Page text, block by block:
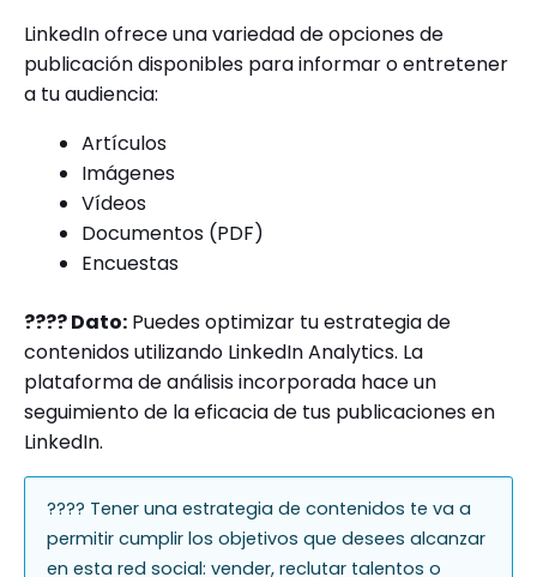
LinkedIn ofrece una variedad de opciones de
publicación disponibles para informar o entretener
a tu audiencia:
Artículos
Imágenes
Vídeos
Documentos (PDF)
Encuestas
???? Dato: Puedes optimizar tu estrategia de
contenidos utilizando LinkedIn Analytics. La
plataforma de análisis incorporada hace un
seguimiento de la eficacia de tus publicaciones en
LinkedIn.
???? Tener una estrategia de contenidos te va a
permitir cumplir los objetivos que desees alcanzar
en esta red social: vender, reclutar talentos o